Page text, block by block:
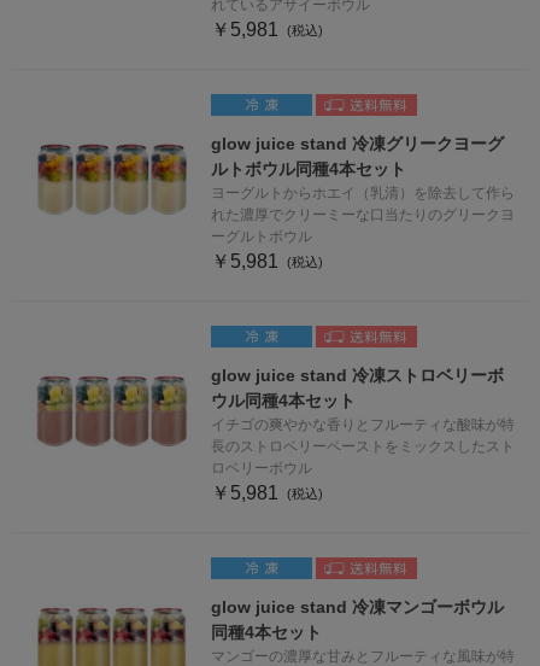
れているアサイーボウル
￥5,981
glow juice stand 冷凍グリークヨーグ
ルトボウル同種4本セット
ヨーグルトからホエイ（乳清）を除去して作ら
れた濃厚でクリーミーな口当たりのグリークヨ
ーグルトボウル
￥5,981
glow juice stand 冷凍ストロベリーボ
ウル同種4本セット
イチゴの爽やかな香りとフルーティな酸味が特
長のストロベリーペーストをミックスしたスト
ロベリーボウル
￥5,981
glow juice stand 冷凍マンゴーボウル
同種4本セット
マンゴーの濃厚な甘みとフルーティな風味が特